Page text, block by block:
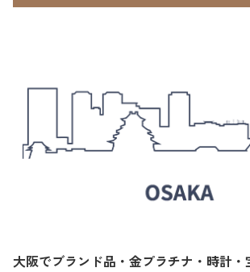
大阪でブランド品・金プラチナ・時計